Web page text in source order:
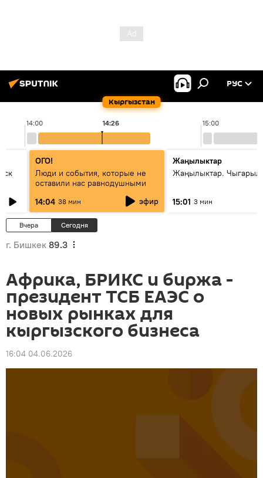
Кыргызстан
РУС
14:00 15:00
14:26
ОГО!
Люди и события, которые не
оставили нас равнодушными
14:04 38 мин эфир
Жаңылыктар
Жаңылыктар.
15:01 3 мин
Вчера Сегодня
г. Бишкек 89.3
Африка, БРИКС и биржа -
президент ТСБ ЕАЭС о
новых рынках для
кыргызского бизнеса
16:04 04.06.2026